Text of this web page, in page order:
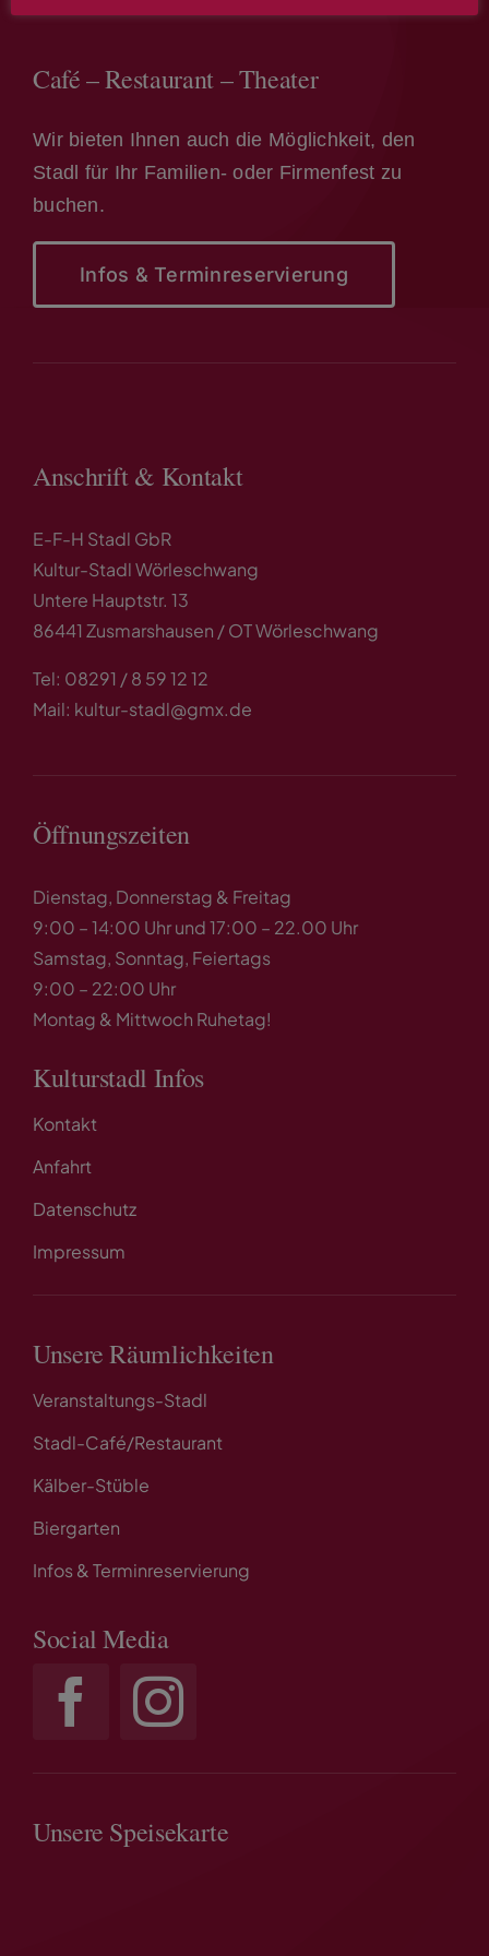
Café – Restaurant – Theater
Wir bieten Ihnen auch die Möglichkeit, den
Stadl für Ihr Familien- oder Firmenfest zu
buchen.
Infos & Terminreservierung
Anschrift & Kontakt
E-F-H Stadl GbR
Kultur-Stadl Wörleschwang
Untere Hauptstr. 13
86441 Zusmarshausen / OT Wörleschwang
Tel: 08291 / 8 59 12 12
Mail: kultur-stadl@gmx.de
Öffnungszeiten
Dienstag, Donnerstag & Freitag
9:00 – 14:00 Uhr und 17:00 – 22.00 Uhr
Samstag, Sonntag, Feiertags
9:00 – 22:00 Uhr
Montag & Mittwoch Ruhetag!
Kulturstadl Infos
Kontakt
Anfahrt
Datenschutz
Impressum
Unsere Räumlichkeiten
Veranstaltungs-Stadl
Stadl-Café/Restaurant
Kälber-Stüble
Biergarten
Infos & Terminreservierung
Social Media
Unsere Speisekarte